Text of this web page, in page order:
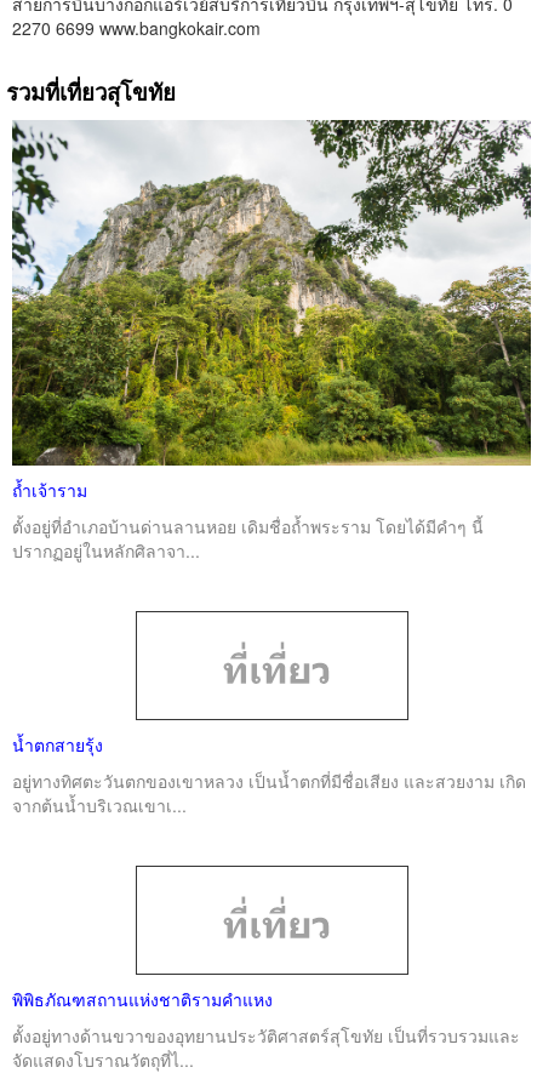
2270 6699 www.bangkokair.com
รวมที่เที่ยวสุโขทัย
ถ้ำเจ้าราม
ตั้งอยู่ที่อำเภอบ้านด่านลานหอย เดิมชื่อถ้ำพระราม โดยได้มีคำๆ นี้
ปรากฏอยู่ในหลักศิลาจา...
น้ำตกสายรุ้ง
อยู่ทางทิศตะวันตกของเขาหลวง เป็นน้ำตกที่มีชื่อเสียง และสวยงาม เกิด
จากต้นน้ำบริเวณเขาเ...
พิพิธภัณฑสถานแห่งชาติรามคำแหง
ตั้งอยู่ทางด้านขวาของอุทยานประวัติศาสตร์สุโขทัย เป็นที่รวบรวมและ
จัดแสดงโบราณวัตถุที่ไ...